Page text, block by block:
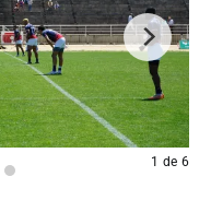
1 de 6